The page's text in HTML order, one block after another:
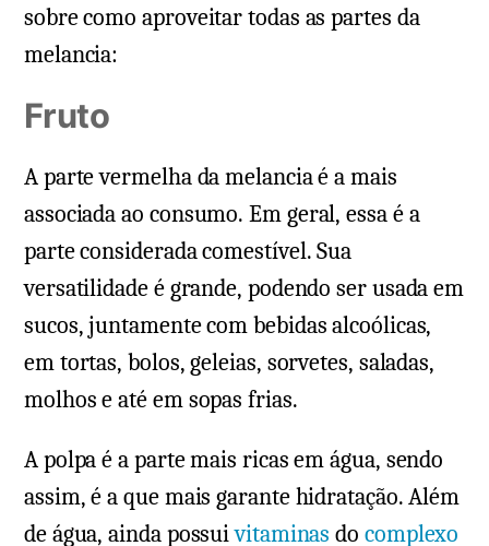
sobre como aproveitar todas as partes da
melancia:
Fruto
A parte vermelha da melancia é a mais
associada ao consumo. Em geral, essa é a
parte considerada comestível. Sua
versatilidade é grande, podendo ser usada em
sucos, juntamente com bebidas alcoólicas,
em tortas, bolos, geleias, sorvetes, saladas,
molhos e até em sopas frias.
A polpa é a parte mais ricas em água, sendo
assim, é a que mais garante hidratação. Além
de água, ainda possuivitaminas do complexo